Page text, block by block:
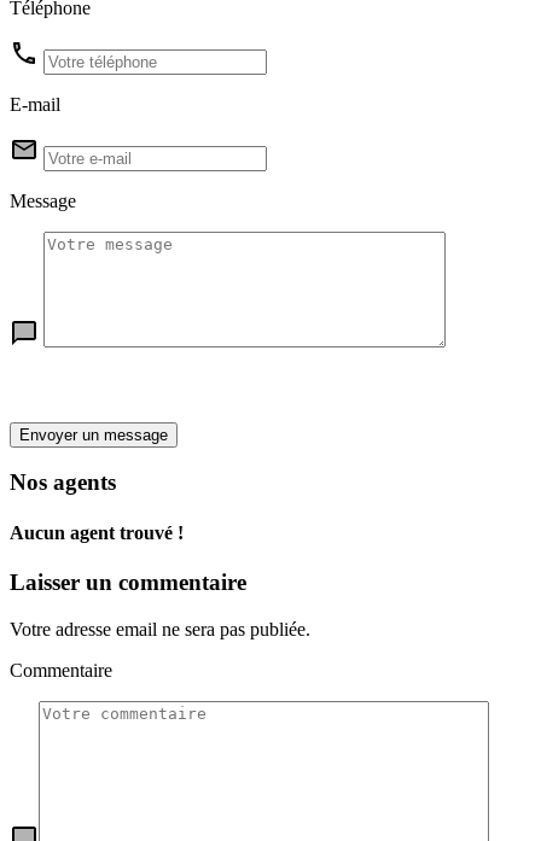
Téléphone
E-mail
Message
Envoyer un message
Nos agents
Aucun agent trouvé !
Laisser un commentaire
Votre adresse email ne sera pas publiée.
Commentaire